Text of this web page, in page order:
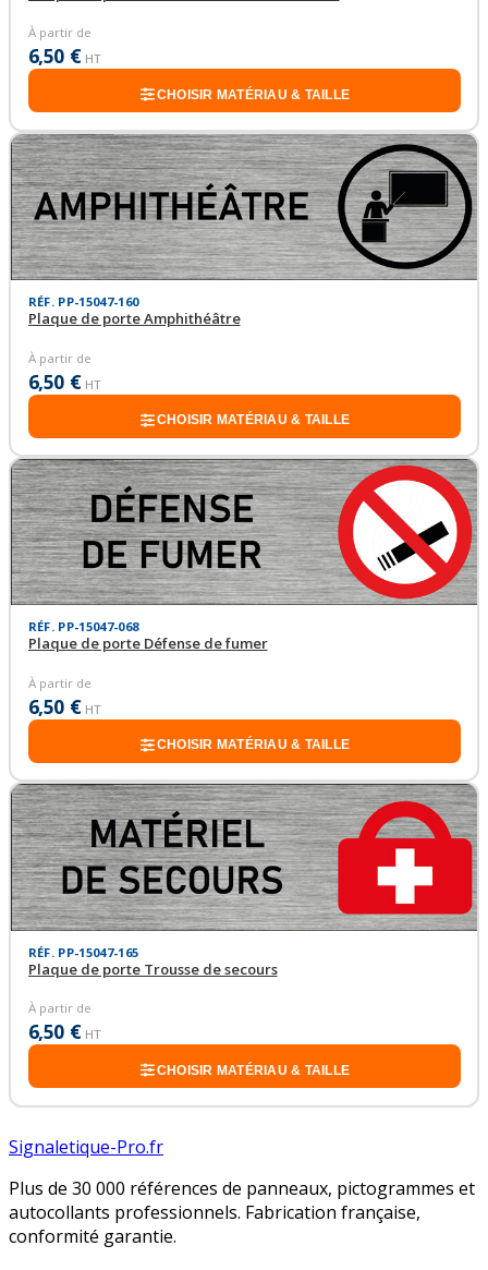
À partir de
6,50 € HT
CHOISIR MATÉRIAU & TAILLE
RÉF. PP-15047-160
Plaque de porte Amphithéâtre
À partir de
6,50 € HT
CHOISIR MATÉRIAU & TAILLE
RÉF. PP-15047-068
Plaque de porte Défense de fumer
À partir de
6,50 € HT
CHOISIR MATÉRIAU & TAILLE
RÉF. PP-15047-165
Plaque de porte Trousse de secours
À partir de
6,50 € HT
CHOISIR MATÉRIAU & TAILLE
Signaletique-Pro.fr
Plus de 30 000 références de panneaux, pictogrammes et
autocollants professionnels. Fabrication française,
conformité garantie.